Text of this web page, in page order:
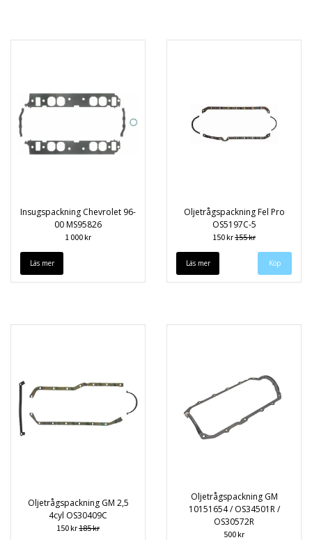
Insugspackning Chevrolet 96-
00 MS95826
1 000 kr
Läs mer
Oljetrågspackning Fel Pro
OS5197C-5
150 kr155 kr
Läs mer
Oljetrågspackning GM 2,5
4cyl OS30409C
150 kr185 kr
Oljetrågspackning GM
10151654 / OS34501R /
OS30572R
500 kr